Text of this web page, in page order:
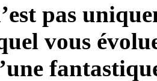
pas
vous